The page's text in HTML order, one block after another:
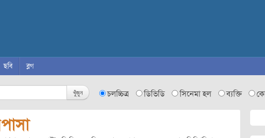
ছবি ব্লগ
খুঁজুন চলচ্চিত্র ডিভিডি সিনেমা হল ব্যক্তি